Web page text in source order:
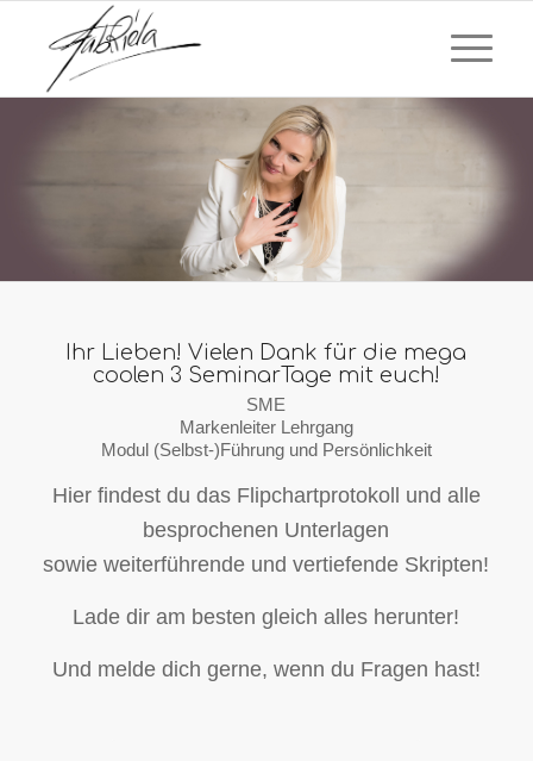
Ihr Lieben! Vielen Dank für die mega
coolen 3 SeminarTage mit euch!
SME
Markenleiter Lehrgang
Modul (Selbst-)Führung und Persönlichkeit
Hier findest du das Flipchartprotokoll und alle
besprochenen Unterlagen
sowie weiterführende und vertiefende Skripten!
Lade dir am besten gleich alles herunter!
Und melde dich gerne, wenn du Fragen hast!